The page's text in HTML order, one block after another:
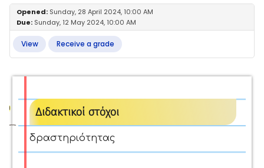
Blocks
Completion requirements
Opened: Sunday, 28 April 2024, 10:00 AM
Due: Sunday, 12 May 2024, 10:00 AM
View Receive a grade
Διδακτικοί στόχοι
δραστηριότητας